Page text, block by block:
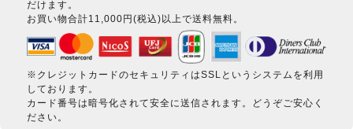
だけます。
お買い物合計11,000円(税込)以上で送料無料。
※クレジットカードのセキュリティはSSLというシステムを利用
しております。
カード番号は暗号化されて安全に送信されます。どうぞご安心く
ださい。